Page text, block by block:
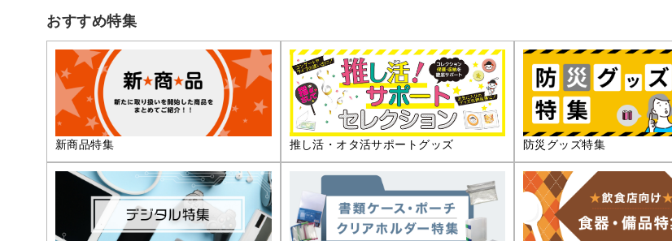
おすすめ特集
新商品特集 推し活・オタ活サポートグッズ 防災グッズ特集